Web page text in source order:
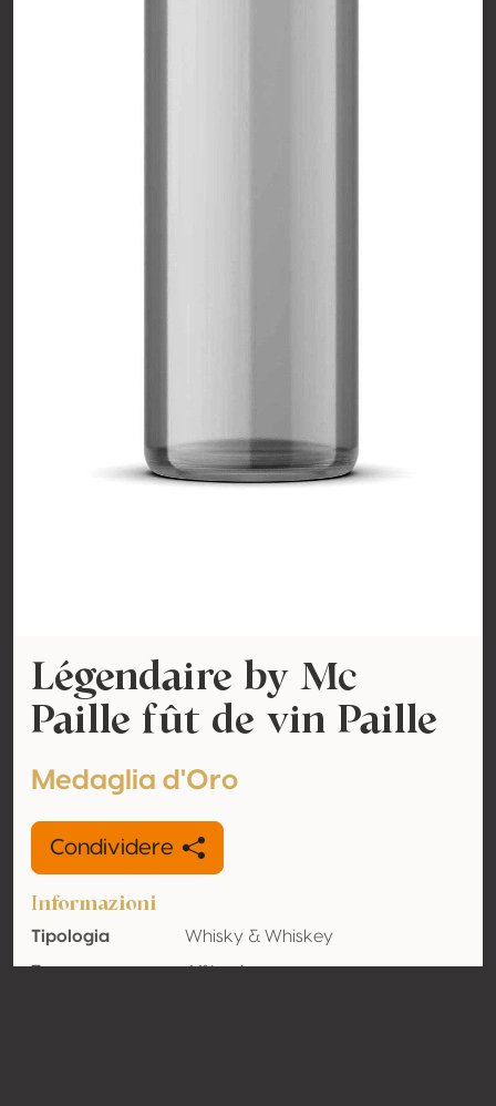
Légendaire by Mc
Paille fût de vin Paille
Medaglia d'Oro
Condividere
Informazioni
Tipologia
Whisky & Whiskey
Tenore
44% vol